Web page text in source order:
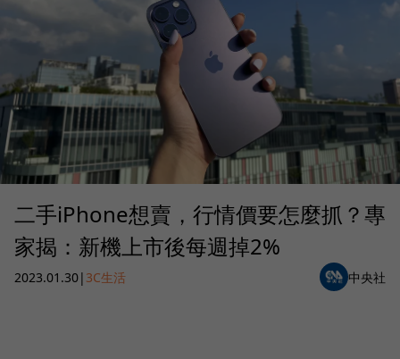
二手iPhone想賣，行情價要怎麼抓？專
家揭：新機上市後每週掉2%
2023.01.30| 3C生活 中央社